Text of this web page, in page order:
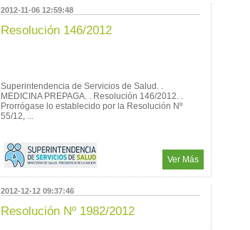
2012-11-06 12:59:48
Resolución 146/2012
Superintendencia de Servicios de Salud. .
MEDICINA PREPAGA. . Resolución 146/2012. .
Prorrógase lo establecido por la Resolución Nº
55/12, ...
Ver Más
2012-12-12 09:37:46
Resolución Nº 1982/2012